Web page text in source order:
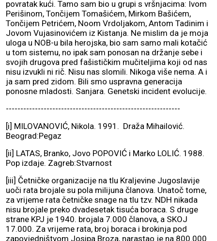
povratak kući. Tamo sam bio u grupi s vršnjacima: Ivom
Perišinom, Tončijem Tomašićem, Mirkom Bašićem,
Tončijem Petrićem, Noom Vrdoljakom, Antom Tadinim i
Jovom Vujasinovićem iz Kistanja. Ne mislim da je moja
uloga u NOB-u bila herojska, bio sam samo mali kotačić
u tom sistemu, no ipak sam ponosan na držanje sebe i
svojih drugova pred fašističkim mučiteljima koji od nas
nisu izvukli ni rič. Nisu nas slomili. Nikoga više nema. A i
ja sam pred zidom. Bili smo uspravna generacija
ponosne mladosti. Sanjara. Genetski incident evolucije.
------------------------------------------------------------
[i] MILOVANOVIĆ, Nikola. 1991. Draža Mihailović.
Beograd:Pegaz
[ii] LATAS, Branko, Jovo POPOVIĆ i Marko LOLIĆ. 1988.
Pop izdaje. Zagreb:Stvarnost
[iii] Četničke organizacije na tlu Kraljevine Jugoslavije
uoči rata brojale su pola milijuna članova. Unatoč tome,
za vrijeme rata četničke snage na tlu tzv. NDH nikada
nisu brojale preko dvadesetak tisuća boraca. S druge
strane KPJ je 1940. brojala 7.000 članova, a SKOJ
17.000. Za vrijeme rata, broj boraca i brokinja pod
zapovjedništvom Josipa Broza, narastao je na 800.000